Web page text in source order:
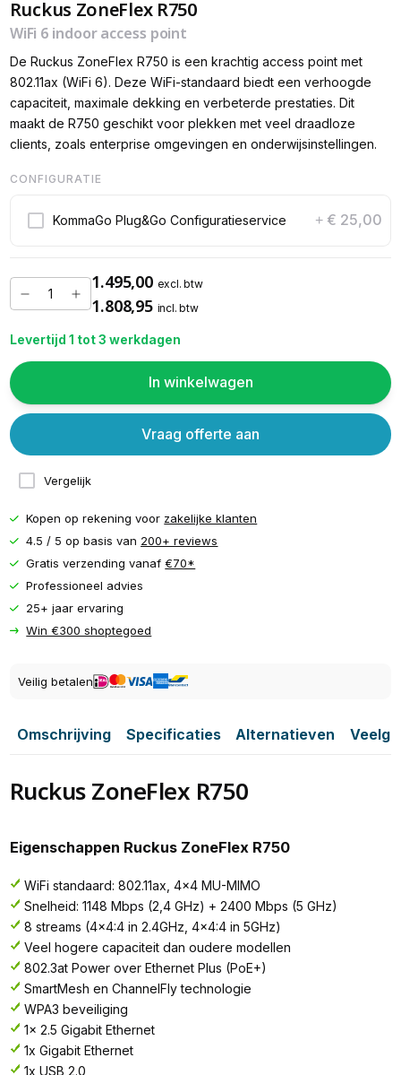
Ruckus ZoneFlex R750
WiFi 6 indoor access point
De Ruckus ZoneFlex R750 is een krachtig access point met
802.11ax (WiFi 6). Deze WiFi-standaard biedt een verhoogde
capaciteit, maximale dekking en verbeterde prestaties. Dit
maakt de R750 geschikt voor plekken met veel draadloze
clients, zoals enterprise omgevingen en onderwijsinstellingen.
CONFIGURATIE
KommaGo Plug&Go Configuratieservice + € 25,00
1.495,00 excl. btw
1.808,95 incl. btw
Levertijd 1 tot 3 werkdagen
In winkelwagen
Vergelijk
Vraag offerte aan
Kopen op rekening voor zakelijke klanten
4.5 / 5 op basis van 200+ reviews
Gratis verzending vanaf€70*
Professioneel advies
25+ jaar ervaring
Win €300 shoptegoed
Veilig betalen
Omschrijving Specificaties Alternatieven
Ruckus ZoneFlex R750
Eigenschappen Ruckus ZoneFlex R750
WiFi standaard: 802.11ax, 4x4 MU-MIMO
Snelheid: 1148 Mbps (2,4 GHz) + 2400 Mbps (5 GHz)
8 streams (4x4:4 in 2.4GHz, 4x4:4 in 5GHz)
Veel hogere capaciteit dan oudere modellen
802.3at Power over Ethernet Plus (PoE+)
SmartMesh en ChannelFly technologie
WPA3 beveiliging
1x 2.5 Gigabit Ethernet
1x Gigabit Ethernet
1x USB 2.0